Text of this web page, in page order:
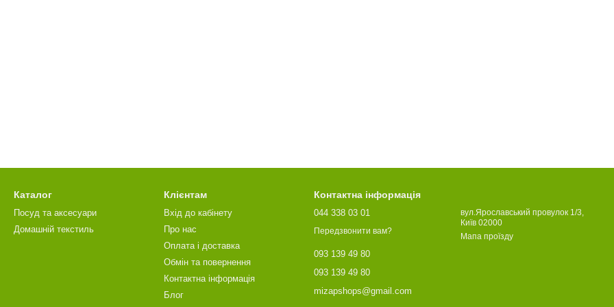
Каталог
Посуд та аксесуари
Домашній текстиль
Клієнтам
Вхід до кабінету
Про нас
Оплата і доставка
Обмін та повернення
Контактна інформація
Блог
Контактна інформація
044 338 03 01
Передзвонити вам?
093 139 49 80
093 139 49 80
mizapshops@gmail.com
вул.Ярославський провулок 1/3,
Київ 02000
Мапа проїзду